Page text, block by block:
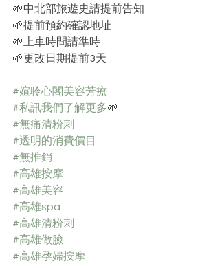
🌱中北部旅遊史請提前告知
🌱提前預約確認地址
🌱上車時間請準時
🌱更改日期提前3天
#媗聆心閣美容芳療
#私訊我們了解更多🌱﻿
#無痛清粉刺
#透明的消費價目
#無推銷
#高雄按摩
#高雄美容
#高雄spa
#高雄清粉刺
#高雄做臉
#高雄孕婦按摩